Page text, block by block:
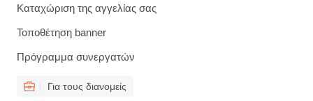
Καταχώριση της αγγελίας σας
Τοποθέτηση banner
Πρόγραμμα συνεργατών
Για τους διανομείς